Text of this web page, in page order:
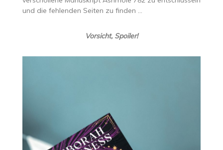
und die fehlenden Seiten zu finden …
Vorsicht, Spoiler!